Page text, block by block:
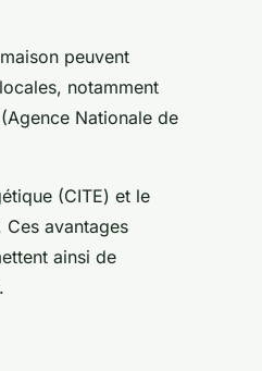
peuvent
notamment
Nationale de
(CITE) et le
avantages
ainsi de